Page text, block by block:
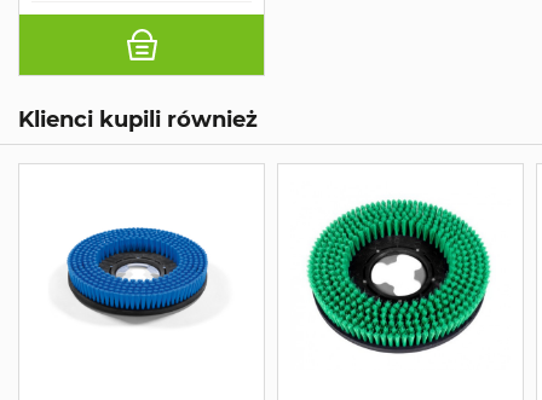
Klienci kupili również